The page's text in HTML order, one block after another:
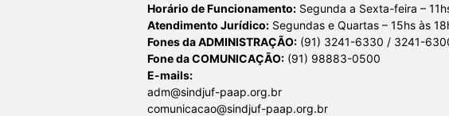
Horário de Funcionamento: Segunda a Sexta-feira –
Atendimento Jurídico: Segundas e Quartas – 15hs às
Fones da ADMINISTRAÇÃO: (91) 3241-6330 / 3241-
Fone da COMUNICAÇÃO: (91) 98883-0500
E-mails:
adm@sindjuf-paap.org.br
comunicacao@sindjuf-paap.org.br